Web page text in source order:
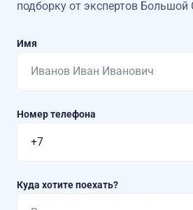
подборку от экспертов Большой
Имя
Номер телефона
Куда хотите поехать?